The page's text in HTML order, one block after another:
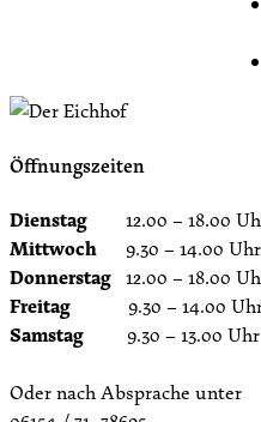
Öffnungszeiten
Dienstag 12.00 – 18.00
Mittwoch 9.30 – 14.00 Uhr
Donnerstag 12.00 – 18.00
Freitag 9.30 – 14.00
Samstag 9.30 – 13.00 Uhr
Oder nach Absprache unter